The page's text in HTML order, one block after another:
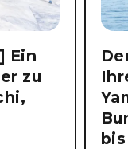
Ein
zu